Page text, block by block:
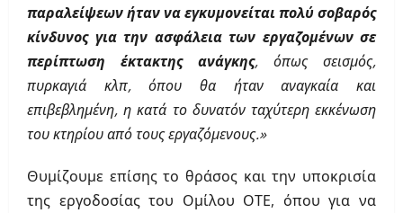
παραλείψεων ήταν να εγκυμονείται πολύ σοβαρός
κίνδυνος για την ασφάλεια των εργαζομένων σε
περίπτωση έκτακτης ανάγκης, όπως σεισμός,
πυρκαγιά κλπ, όπου θα ήταν αναγκαία και
επιβεβλημένη, η κατά το δυνατόν ταχύτερη εκκένωση
του κτηρίου από τους εργαζόμενους.»
Θυμίζουμε επίσης το θράσος και την υποκρισία
της εργοδοσίας του Ομίλου ΟΤΕ, όπου για να